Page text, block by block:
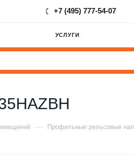
+7 (495) 777-54-07
УСЛУГИ
— Профильные рельсовые